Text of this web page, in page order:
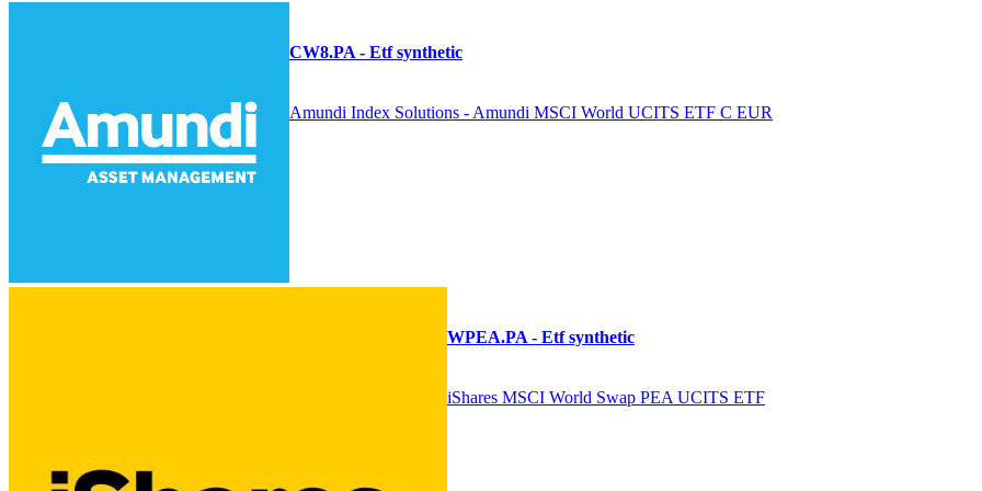
CW8.PA - Etf synthetic
Amundi Index Solutions - Amundi MSCI World UCITS ETF C EUR
WPEA.PA - Etf synthetic
iShares MSCI World Swap PEA UCITS ETF